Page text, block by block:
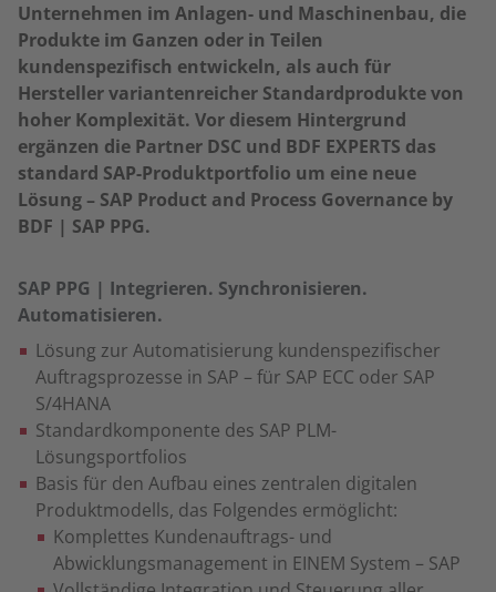
Unternehmen im Anlagen- und Maschinenbau, die
Produkte im Ganzen oder in Teilen
kundenspezifisch entwickeln, als auch für
Hersteller variantenreicher Standardprodukte von
hoher Komplexität. Vor diesem Hintergrund
ergänzen die Partner DSC und BDF EXPERTS das
standard SAP-Produktportfolio um eine neue
Lösung – SAP Product and Process Governance by
BDF | SAP PPG.
SAP PPG | Integrieren. Synchronisieren.
Automatisieren.
Lösung zur Automatisierung kundenspezifischer
Auftragsprozesse in SAP – für SAP ECC oder SAP
S/4HANA
Standardkomponente des SAP PLM-
Lösungsportfolios
Basis für den Aufbau eines zentralen digitalen
Produktmodells, das Folgendes ermöglicht:
Komplettes Kundenauftrags- und
Abwicklungsmanagement in EINEM System – SAP